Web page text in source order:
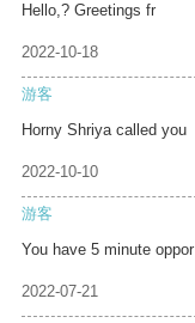
Hello,? Greetings fr
2022-10-18
游客
Horny Shriya called you
2022-10-10
游客
You have 5 minute oppor
2022-07-21